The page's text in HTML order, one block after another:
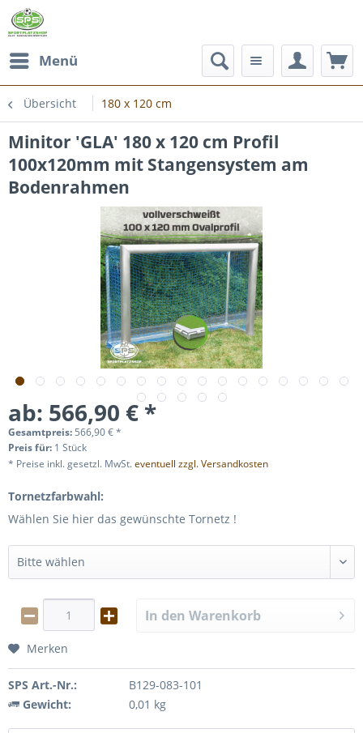
Menü
Übersicht 180 x 120 cm
Minitor 'GLA' 180 x 120 cm Profil
100x120mm mit Stangensystem am
Bodenrahmen
ab: 566,90 € *
Gesamtpreis: 566,90€*
Preis für: 1 Stück
* Preise inkl. gesetzl. MwSt.eventuell zzgl. Versandkosten
Tornetzfarbwahl:
Wählen Sie hier das gewünschte Tornetz !
In den Warenkorb
Merken
SPS Art.-Nr.:
B129-083-101
Gewicht:
0,01 kg